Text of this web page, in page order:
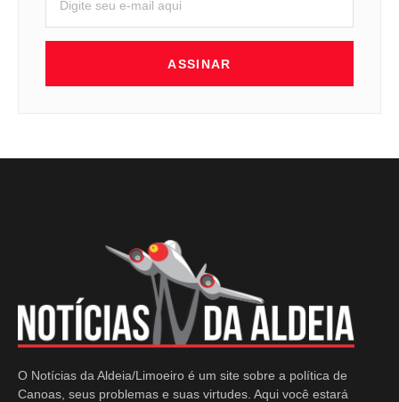
ASSINAR
O Notícias da Aldeia/Limoeiro é um site sobre a política de
Canoas, seus problemas e suas virtudes. Aqui você estará